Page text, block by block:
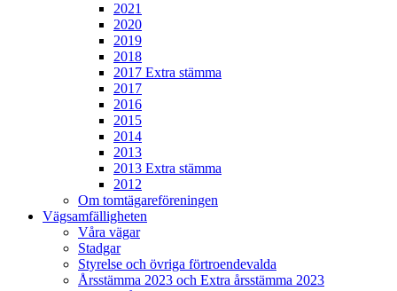
2021
2020
2019
2018
2017 Extra stämma
2017
2016
2015
2014
2013
2013 Extra stämma
2012
Om tomtägareföreningen
Vägsamfälligheten
Våra vägar
Stadgar
Styrelse och övriga förtroendevalda
Årsstämma 2023 och Extra årsstämma 2023